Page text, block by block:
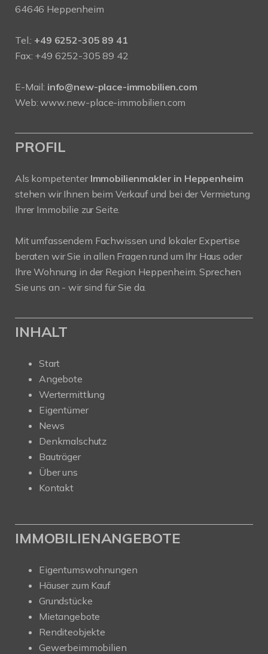
64646 Heppenheim
Tel.: +49 6252-305 89 41
Fax: +49 6252-305 89 42
E-Mail: info@new-place-immobilien.com
Web:www.new-place-immobilien.com
PROFIL
Als kompetenter Immobilienmakler in Heppenheim
stehen wir Ihnen beim Verkauf und bei der Vermietung
Ihrer Immobilie zur Seite.
Mit umfassendem Fachwissen und lokaler Expertise
beraten wir Sie in allen Fragen rund um Ihr Haus oder
Ihre Wohnung in der Region Heppenheim. Sprechen
Sie uns an - wir sind für Sie da.
INHALT
Start
Angebote
Wertermittlung
Eigentümer
News
Denkmalschutz
Bauträger
Über uns
Kontakt
IMMOBILIENANGEBOTE
Eigentumswohnungen
Häuser zum Kauf
Grundstücke
Mietangebote
Renditeobjekte
Gewerbeimmobilien